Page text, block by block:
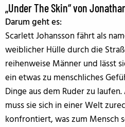
„Under The Skin“ von
Darum geht es:
Scarlett Johansson fährt als
weiblicher Hülle durch die
reihenweise Männer und lässt
ein etwas zu menschliches
Dinge aus dem Ruder zu
muss sie sich in einer Welt
konfrontiert, was zum Mensch